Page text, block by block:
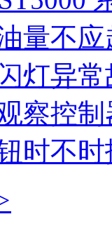
量不应
灯异
察控制
时不